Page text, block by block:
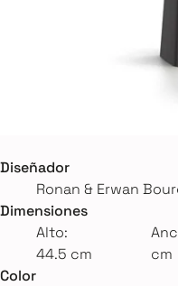
Diseñador
Ronan & Erwan
Dimensiones
Alto:
44.5 cm
cm
Color